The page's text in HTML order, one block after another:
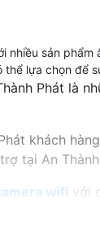
nhiều sản
lựa chọn để
Phát là
khách
tại An
wifi với